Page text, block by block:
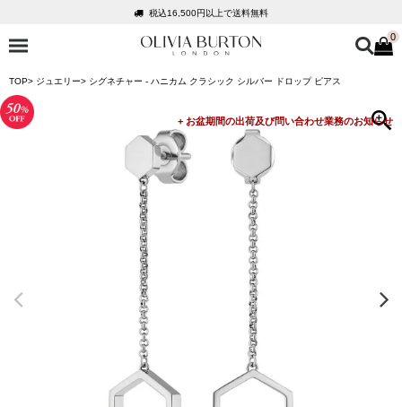
税込16,500円以上で送料無料
会員登録で1,000円分のポイントプレゼント
税込16,500円以上で送料無料
会員登録で1,000円分のポイントプレゼント
公式パッケージでお届け
0
TOP ジュエリー シグネチャー - ハニカム クラシック シルバー ドロップ ピアス